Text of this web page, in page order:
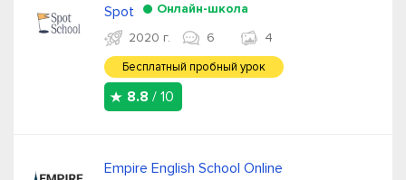
Spot
Онлайн-школа
2020 г.
6 4
Бесплатный пробный урок
8.8 / 10
Empire English School Online